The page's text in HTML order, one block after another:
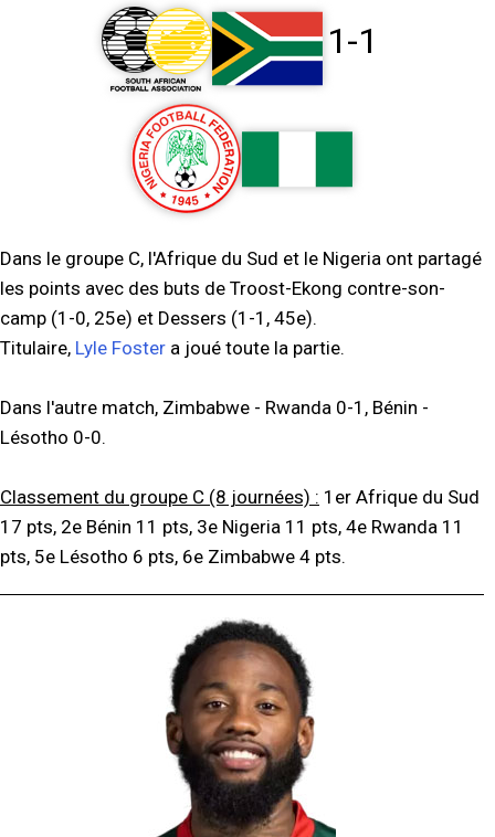
1-1
Dans le groupe C, l'Afrique du Sud et le Nigeria ont partagé
les points avec des buts de Troost-Ekong contre-son-
camp (1-0, 25e) et Dessers (1-1, 45e).
Titulaire, Lyle Foster a joué toute la partie.
Dans l'autre match, Zimbabwe - Rwanda 0-1, Bénin -
Lésotho 0-0.
Classement du groupe C (8 journées) : 1er Afrique du Sud
17 pts, 2e Bénin 11 pts, 3e Nigeria 11 pts, 4e Rwanda 11
pts, 5e Lésotho 6 pts, 6e Zimbabwe 4 pts.